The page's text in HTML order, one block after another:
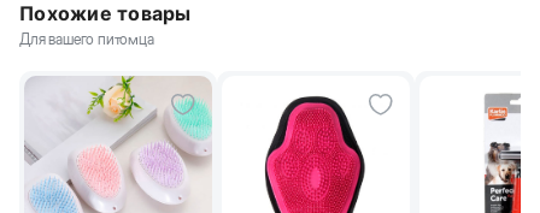
Похожие товары
Для вашего питомца